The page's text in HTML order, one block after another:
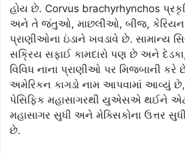
હોય છે. Corvus brachyrhynchos
અને તે જંતુઓ, માછલીઓ, બીજ,
પ્રાણીઓના ઇંડાને ખવડાવે છે. સામાન્ય
સક્રિય સફાઈ કામદારો પણ છે અને
વિવિધ નાના પ્રાણીઓ પર મિજબાની
અમેરિકન કાગડો નામ આપવામાં આવ્યું
પેસિફિક મહાસાગરથી યુએસએ થઈને
મહાસાગર સુધી અને મેક્સિકોના ઉત્તર
છે.